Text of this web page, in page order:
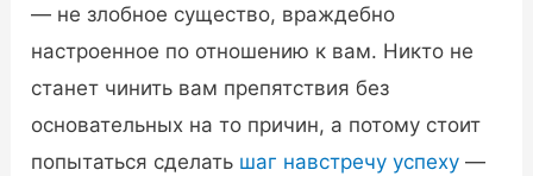
— не злобное существо, враждебно
настроенное по отношению к вам. Никто не
станет чинить вам препятствия без
основательных на то причин, а потому стоит
попытаться сделать шаг навстречу успеху —